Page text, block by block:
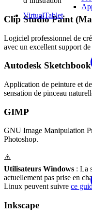
VirtualTablet
Clip Studio Paint
Logiciel professionnel de
avec un excellent support de
Autodesk Sketchbook
Application de peinture et
sensation de pinceau
GIMP
GNU Image Manipulation
Photoshop.
⚠️
Utilisateurs Windows : La
actuellement pas prise en
Linux peuvent suivre ce
Inkscape